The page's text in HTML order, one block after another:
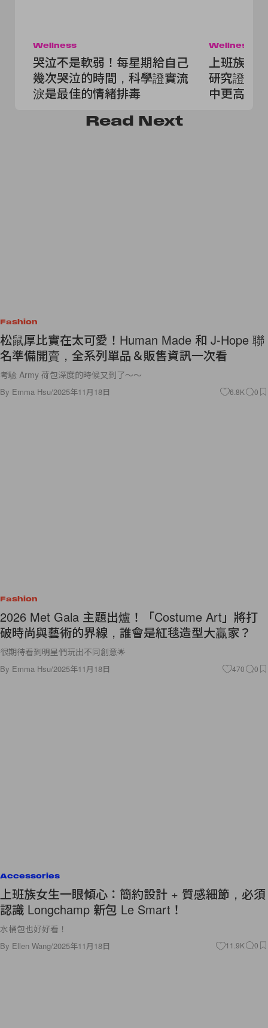
Wellness
哭泣不是軟弱！每星期給自己
幾次哭泣的時間，科學證實流
淚是最佳的情緒排毒
Wellness
上班族又
研究證實
中更高，
Read Next
Fashion
松鼠厚比實在太可愛！Human Made 和 J-Hope 聯
名準備開賣，全系列單品＆販售資訊一次看
考驗 Army 荷包深度的時候又到了～～
By Emma Hsu/2025年11月18日 6.8K 0
Fashion
2026 Met Gala 主題出爐！「Costume Art」將打
破時尚與藝術的界線，誰會是紅毯造型大贏家？
很期待看到明星們玩出不同創意🌟
By Emma Hsu/2025年11月18日 470 0
Accessories
上班族女生一眼傾心：簡約設計 + 質感細節，必須
認識 Longchamp 新包 Le Smart！
水桶包也好好看！
By Ellen Wang/2025年11月18日 11.9K 0